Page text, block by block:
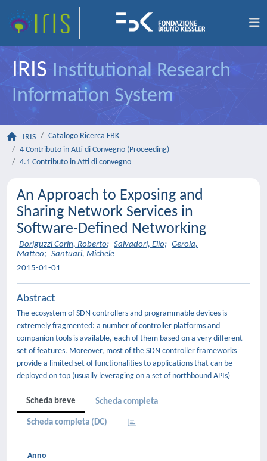
IRIS Institutional Research
Information System
IRIS
Catalogo Ricerca FBK
4 Contributo in Atti di Convegno (Proceeding)
4.1 Contributo in Atti di convegno
An Approach to Exposing and
Sharing Network Services in
Software-Defined Networking
Doriguzzi Corin, Roberto; Salvadori, Elio; Gerola,
Matteo; Santuari, Michele
2015-01-01
Abstract
The ecosystem of SDN controllers and programmable devices is
extremely fragmented: a number of controller platforms and
companion tools is available, each of them based on a very different
set of features. Moreover, most of the SDN controller frameworks
provide a limited set of functionalities to applications that can be
deployed on top (usually leveraging on a set of northbound APIs)
Scheda breve Scheda completa
Scheda completa (DC)
Anno